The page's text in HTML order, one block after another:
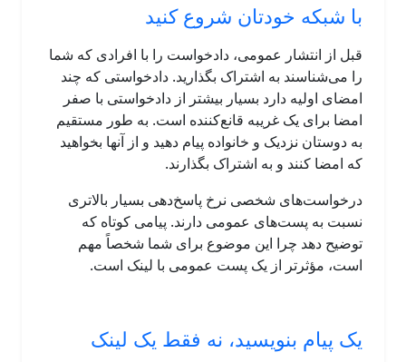
با شبکه خودتان شروع کنید
قبل از انتشار عمومی، دادخواست را با افرادی که شما
را می‌شناسند به اشتراک بگذارید. دادخواستی که چند
امضای اولیه دارد بسیار بیشتر از دادخواستی با صفر
امضا برای یک غریبه قانع‌کننده است. به طور مستقیم
به دوستان نزدیک و خانواده پیام دهید و از آنها بخواهید
که امضا کنند و به اشتراک بگذارند.
درخواست‌های شخصی نرخ پاسخ‌دهی بسیار بالاتری
نسبت به پست‌های عمومی دارند. پیامی کوتاه که
توضیح دهد چرا این موضوع برای شما شخصاً مهم
است، مؤثرتر از یک پست عمومی با لینک است.
یک پیام بنویسید، نه فقط یک لینک